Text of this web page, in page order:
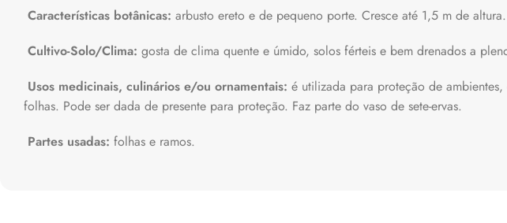
Características botânicas: arbusto ereto e de pequeno porte. Cresce até 1,5 m de
Cultivo-Solo/Clima: gosta de clima quente e úmido, solos férteis e bem drenados a
Usos medicinais, culinários e/ou ornamentais: é utilizada para proteção de
folhas. Pode ser dada de presente para proteção. Faz parte do vaso de sete-ervas.
Partes usadas: folhas e ramos.